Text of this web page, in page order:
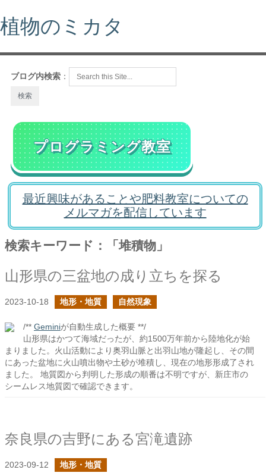
植物のミカタ
ブログ内検索 ：
プログラミング教室
最近興味があることや肥料教室についての
メルマガを配信しています
検索キーワード：「堆積物」
山形県の三盆地の成り立ちを探る
2023-10-18 地形・地質 自然現象
/** Geminiが自動生成した概要 **/
山形県はかつて海域だったが、約1500万年前から陸地化が始
まりました。火山活動により奥羽山脈と出羽山地が隆起し、その間
にあった盆地に火山噴出物や土砂が堆積し、現在の地形形成了され
ました。 地質図から判明した形成の順番は不明ですが、新庄市の
シームレス地質図で確認できます。
奈良県の吉野にある宮滝遺跡
2023-09-12 地形・地質